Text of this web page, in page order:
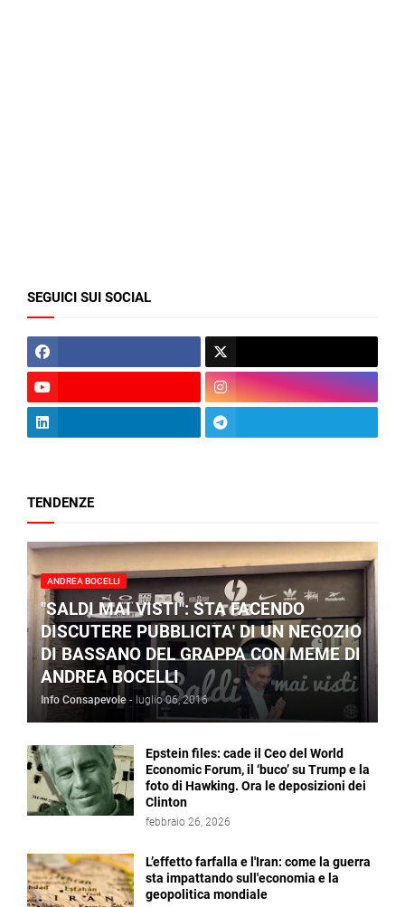
SEGUICI SUI SOCIAL
TENDENZE
ANDREA BOCELLI
"SALDI MAI VISTI": STA FACENDO
DISCUTERE PUBBLICITA' DI UN NEGOZIO
DI BASSANO DEL GRAPPA CON MEME DI
ANDREA BOCELLI
Info Consapevole - luglio 06, 2016
Epstein files: cade il Ceo del World
Economic Forum, il ‘buco’ su Trump e la
foto di Hawking. Ora le deposizioni dei
Clinton
febbraio 26, 2026
L’effetto farfalla e l'Iran: come la guerra
sta impattando sull'economia e la
geopolitica mondiale